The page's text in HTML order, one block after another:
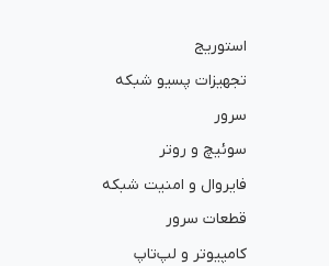
استوریج
تجهیزات پسیو شبکه
سرور
سوئیچ و روتر
فایروال و امنیت شبکه
قطعات سرور
کامپیوتر و لپ‌تاپ